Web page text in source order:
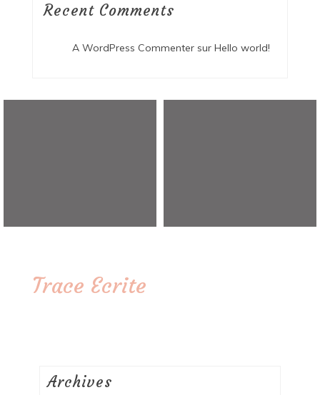
Recent Comments
A WordPress Commentersur Hello world!
Trace Ecrite
Archives